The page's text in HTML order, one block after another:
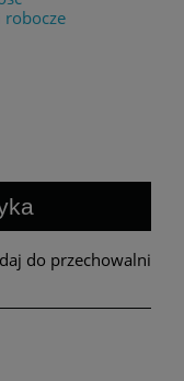
robocze
do przechowalni